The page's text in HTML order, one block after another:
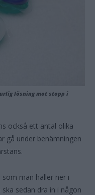
lösning mot stopp i
också ett antal olika
gå under benämningen
man häller ner i
sedan dra in i någon